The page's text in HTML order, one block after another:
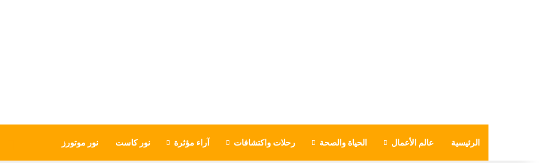
الرئيسية عالم الأعمال الحياة والصحة رحلات واكتشافات آراء مؤثرة نور كاست نور موتورز